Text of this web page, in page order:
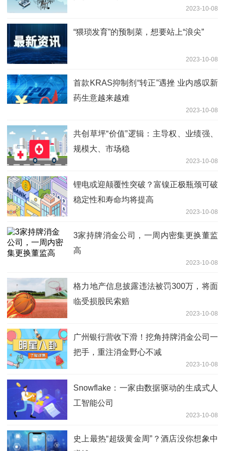
2023-10-08
“猥琐发育”的预制菜，想要站上“浪尖”
2023-10-08
首款KRAS抑制剂“转正”遇挫 业内感叹新
药生意越来越难
2023-10-08
共创草坪“价值”逻辑：主导权、业绩强、
规模大、市场稳
2023-10-08
锂电或迎颠覆性突破？富镍正极瓶颈可破
稳定性和寿命均将提高
2023-10-08
3家持牌消金公司，一周内密集更换董监
高
2023-10-08
格力地产信息披露违法被罚300万，将面
临受损股民索赔
2023-10-08
广州银行营收下滑！挖角持牌消金公司一
把手，重注消金野心不减
2023-10-08
Snowflake：一家由数据驱动的生成式人
工智能公司
2023-10-08
史上最热“超级黄金周”？酒店没你想象中